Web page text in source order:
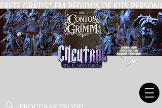
FRETE GRÁTIS* EM PEDIDOS DE KITS